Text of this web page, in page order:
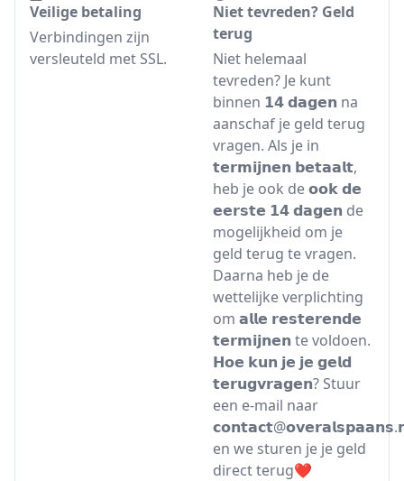
Veilige betaling
Verbindingen zijn
versleuteld met SSL.
Niet tevreden? Geld
terug
Niet helemaal
tevreden? Je kunt
binnen 𝟭𝟰 𝗱𝗮𝗴𝗲𝗻 na
aanschaf je geld terug
vragen. Als je in
𝘁𝗲𝗿𝗺𝗶𝗷𝗻𝗲𝗻 𝗯𝗲𝘁𝗮𝗮𝗹𝘁,
heb je ook de 𝗼𝗼𝗸 𝗱𝗲
𝗲𝗲𝗿𝘀𝘁𝗲 𝟭𝟰 𝗱𝗮𝗴𝗲𝗻 de
mogelijkheid om je
geld terug te vragen.
Daarna heb je de
wettelijke verplichting
om 𝗮𝗹𝗹𝗲 𝗿𝗲𝘀𝘁𝗲𝗿𝗲𝗻𝗱𝗲
𝘁𝗲𝗿𝗺𝗶𝗷𝗻𝗲𝗻 te voldoen.
𝗛𝗼𝗲 𝗸𝘂𝗻 𝗷𝗲 𝗷𝗲 𝗴𝗲𝗹𝗱
𝘁𝗲𝗿𝘂𝗴𝘃𝗿𝗮𝗴𝗲𝗻? Stuur
een e-mail naar
en we sturen je je geld
direct terug❤️